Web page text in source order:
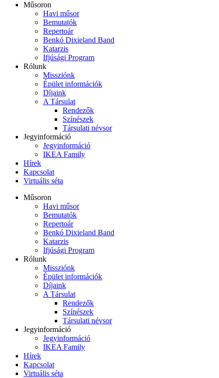
Műsoron
Havi műsor
Bemutatók
Repertoár
Benkó Dixieland Band
Katarzis
Ifjúsági Program
Rólunk
Missziónk
Épület információk
Díjaink
A Társulat
Rendezők
Színészek
Társulati névsor
Jegyinformáció
Jegyinformáció
IKEA Family
Hírek
Kapcsolat
Virtuális séta
Műsoron
Havi műsor
Bemutatók
Repertoár
Benkó Dixieland Band
Katarzis
Ifjúsági Program
Rólunk
Missziónk
Épület információk
Díjaink
A Társulat
Rendezők
Színészek
Társulati névsor
Jegyinformáció
Jegyinformáció
IKEA Family
Hírek
Kapcsolat
Virtuális séta